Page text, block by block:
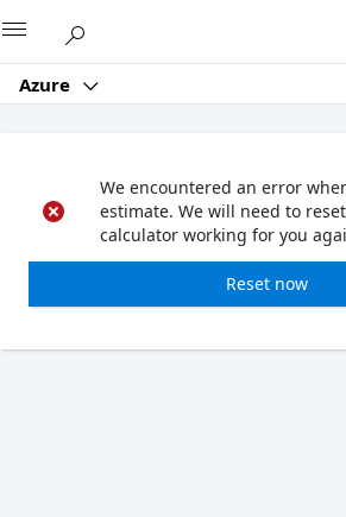
Azure
We encountered an error
estimate. We will need to
calculator working for you
Reset now